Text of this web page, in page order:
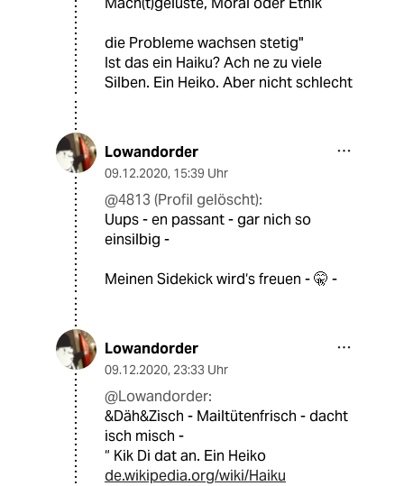
die Probleme wachsen stetig"
Ist das ein Haiku? Ach ne zu viele
Silben. Ein Heiko. Aber nicht schlecht
Lowandorder
09.12.2020, 15:39 Uhr
@4813 (Profil gelöscht):
Uups - en passant - gar nich so
einsilbig -
Meinen Sidekick wird‘s freuen - 🤫 -
Lowandorder
09.12.2020, 23:33 Uhr
@Lowandorder:
&Däh&Zisch - Mailtütenfrisch - dacht
isch misch -
“ Kik Di dat an. Ein Heiko
de.wikipedia.org/wiki/Haiku